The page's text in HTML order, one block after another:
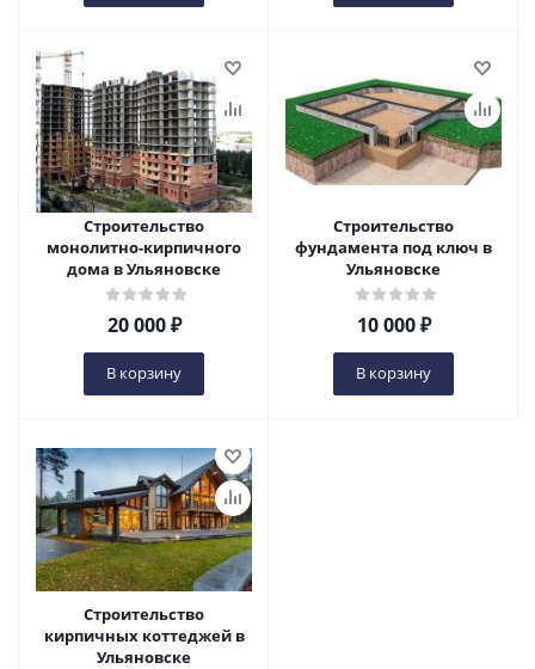
Строительство
монолитно-кирпичного
дома в Ульяновске
20 000₽
В корзину
Строительство
фундамента под ключ в
Ульяновске
10 000₽
В корзину
Строительство
кирпичных коттеджей в
Ульяновске